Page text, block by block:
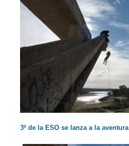
3º de la ESO se lanza a la aventura